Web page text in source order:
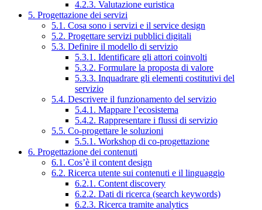
4.2.3. Valutazione euristica
5. Progettazione dei servizi
5.1. Cosa sono i servizi e il service design
5.2. Progettare servizi pubblici digitali
5.3. Definire il modello di servizio
5.3.1. Identificare gli attori coinvolti
5.3.2. Formulare la proposta di valore
5.3.3. Inquadrare gli elementi costitutivi del
servizio
5.4. Descrivere il funzionamento del servizio
5.4.1. Mappare l’ecosistema
5.4.2. Rappresentare i flussi di servizio
5.5. Co-progettare le soluzioni
5.5.1. Workshop di co-progettazione
6. Progettazione dei contenuti
6.1. Cos’è il content design
6.2. Ricerca utente sui contenuti e il linguaggio
6.2.1. Content discovery
6.2.2. Dati di ricerca (search keywords)
6.2.3. Ricerca tramite analytics